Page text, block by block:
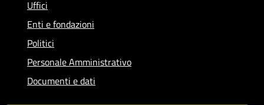
Uffici
Enti e fondazioni
Politici
Personale Amministrativo
Documenti e dati